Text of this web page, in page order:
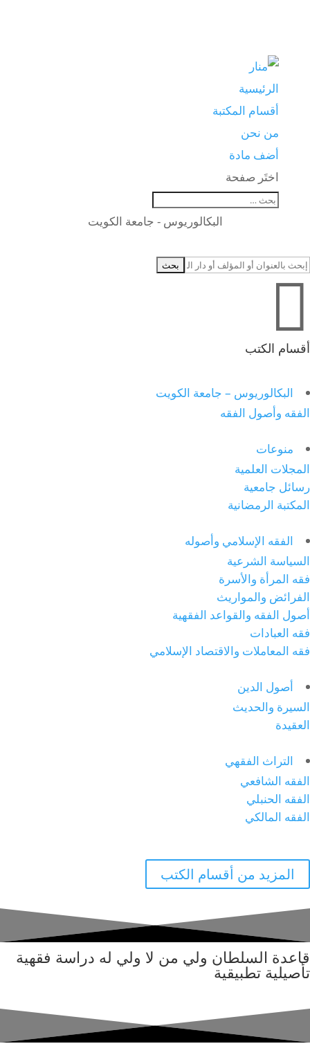
الرئيسية
أقسام المكتبة
من نحن
أضف مادة
اختَر صفحة
البكالوريوس - جامعة الكويت
ابحث
عن:

أقسام الكتب
البكالوريوس – جامعة الكويت
الفقه وأصول الفقه
منوعات
المجلات العلمية
رسائل جامعية
المكتبة الرمضانية
الفقه الإسلامي وأصوله
السياسة الشرعية
فقه المرأة والأسرة
الفرائض والمواريث
أصول الفقه والقواعد الفقهية
فقه العبادات
فقه المعاملات والاقتصاد الإسلامي
أصول الدين
السيرة والحديث
العقيدة
التراث الفقهي
الفقه الشافعي
الفقه الحنبلي
الفقه المالكي
المزيد من أقسام الكتب
قاعدة السلطان ولي من لا ولي له دراسة فقهية
تأصيلية تطبيقية